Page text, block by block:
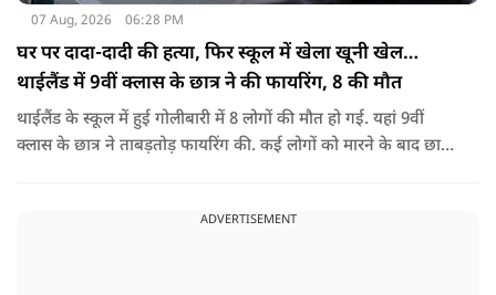
07 Aug, 2026 06:28 PM
घर पर दादा-दादी की हत्या, फिर स्कूल में खेला खूनी खेल…
थाईलैंड में 9वीं क्लास के छात्र ने की फायरिंग, 8 की मौत
थाईलैंड के स्कूल में हुई गोलीबारी में 8 लोगों की मौत हो गई. यहां 9वीं
क्लास के छात्र ने ताबड़तोड़ फायरिंग की. कई लोगों को मारने के बाद छात्र
ADVERTISEMENT